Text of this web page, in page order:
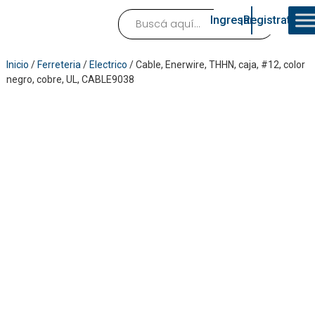
Ingresar¡Registrate!
Inicio / Ferreteria / Electrico / Cable, Enerwire, THHN, caja, #12, color
negro, cobre, UL, CABLE9038